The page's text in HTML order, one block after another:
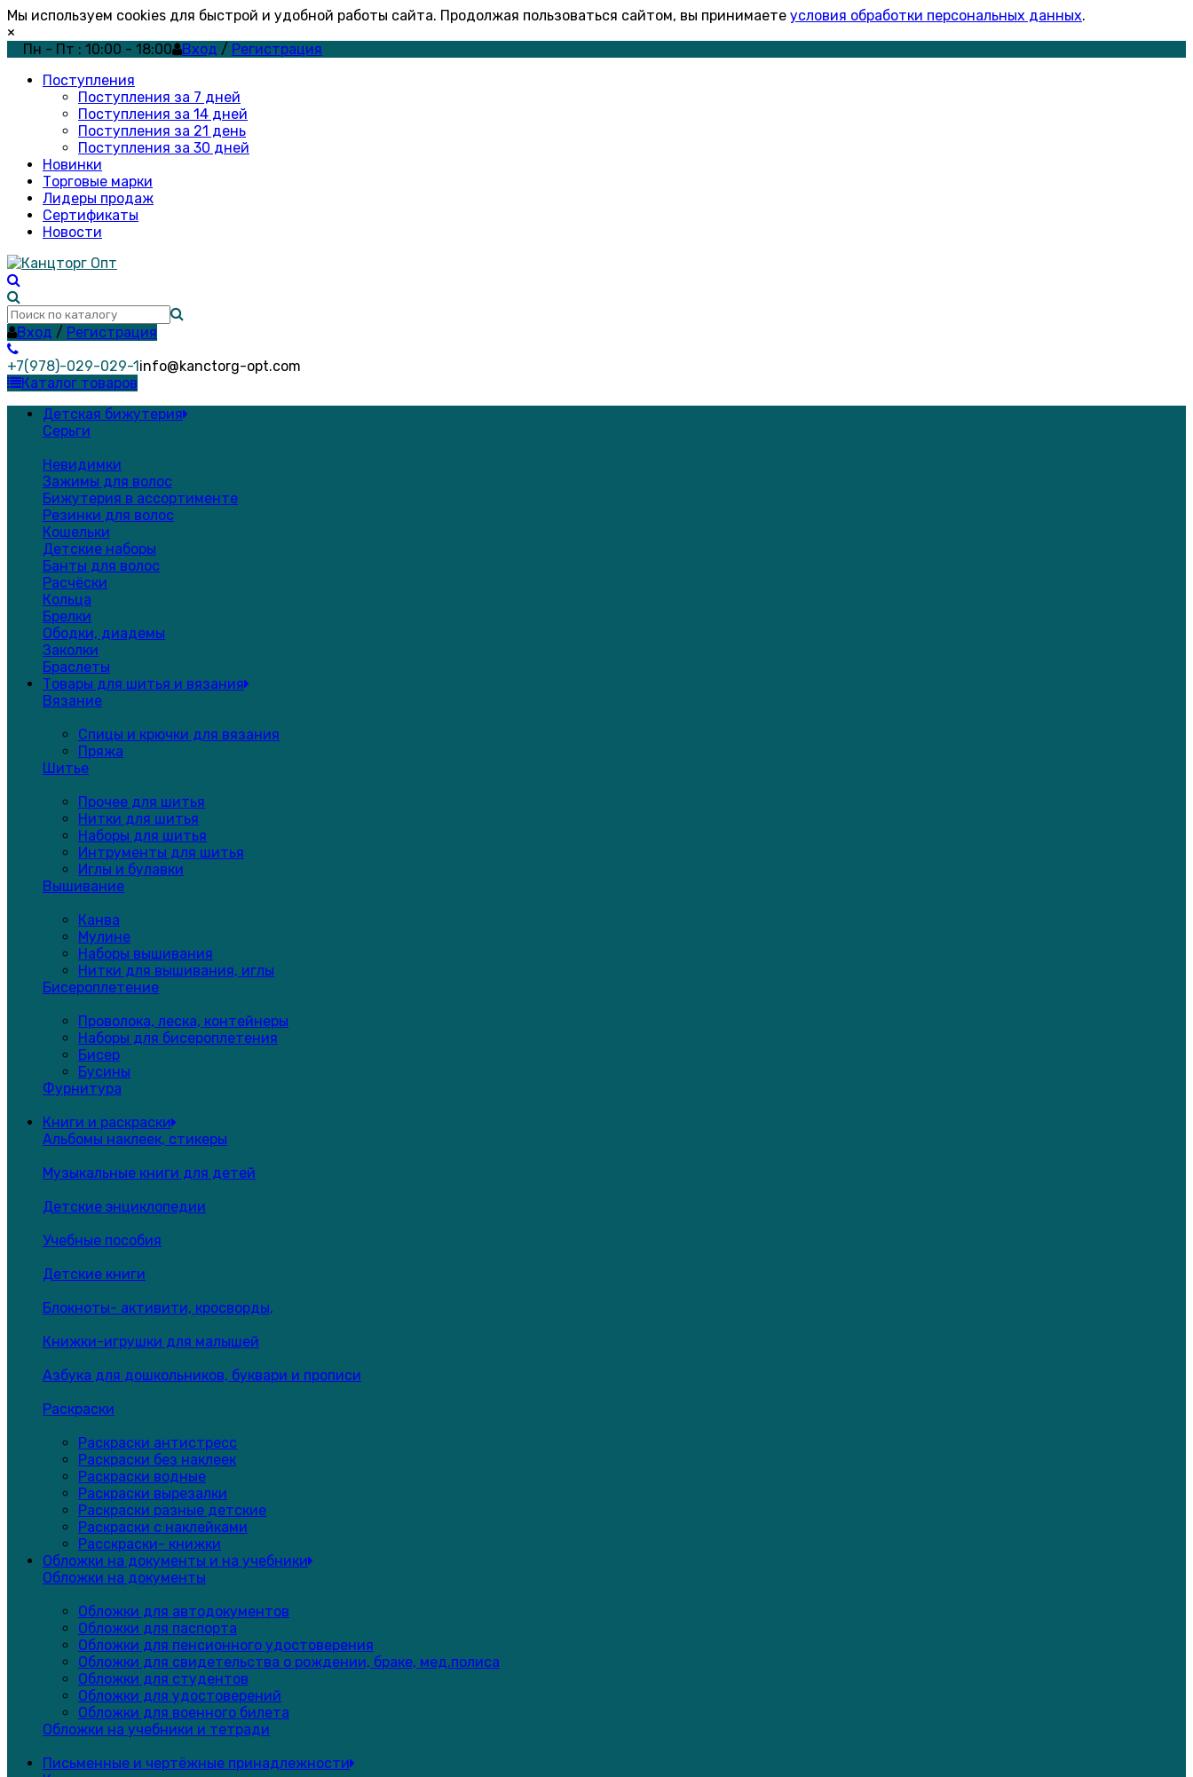
Мы используем cookies для быстрой и удобной работы сайта. Продолжая пользоваться сайтом, вы принимаете условия обработки персональных данных.
×
Пн - Пт : 10:00 - 18:00
Вход / Регистрация
Поступления
Поступления за 7 дней
Поступления за 14 дней
Поступления за 21 день
Поступления за 30 дней
Новинки
Торговые марки
Лидеры продаж
Сертификаты
Новости
Вход / Регистрация
+7(978)-029-029-1info@kanctorg-opt.com
Каталог товаров
Детская бижутерия
Серьги
Невидимки
Зажимы для волос
Бижутерия в ассортименте
Резинки для волос
Кошельки
Детские наборы
Банты для волос
Расчёски
Кольца
Брелки
Ободки, диадемы
Заколки
Браслеты
Товары для шитья и вязания
Вязание
Спицы и крючки для вязания
Пряжа
Шитье
Прочее для шитья
Нитки для шитья
Наборы для шитья
Интрументы для шитья
Иглы и булавки
Вышивание
Канва
Мулине
Наборы вышивания
Нитки для вышивания, иглы
Бисероплетение
Проволока, леска, контейнеры
Наборы для бисероплетения
Бисер
Бусины
Фурнитура
Книги и раскраски
Альбомы наклеек, стикеры
Музыкальные книги для детей
Детские энциклопедии
Учебные пособия
Детские книги
Блокноты- активити, кросворды,
Книжки-игрушки для малышей
Азбука для дошкольников, буквари и прописи
Раскраски
Раскраски антистресс
Раскраски без наклеек
Раскраски водные
Раскраски вырезалки
Раскраски разные детские
Раскраски с наклейками
Расскраски- книжки
Обложки на документы и на учебники
Обложки на документы
Обложки для автодокументов
Обложки для паспорта
Обложки для пенсионного удостоверения
Обложки для свидетельства о рождении, браке, мед.полиса
Обложки для студентов
Обложки для удостоверений
Обложки для военного билета
Обложки на учебники и тетради
Письменные и чертёжные принадлежности